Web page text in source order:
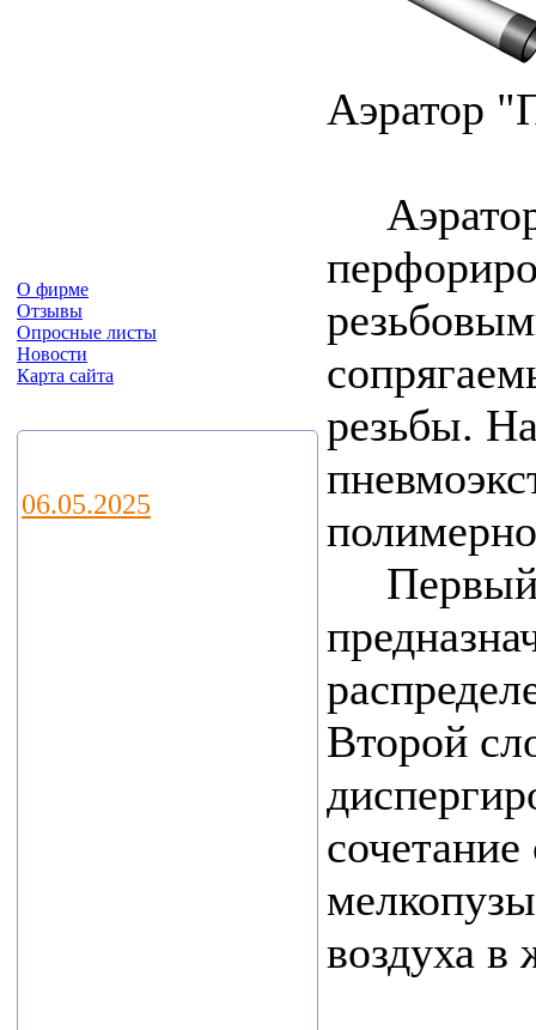
О фирме
Отзывы
Опросные листы
Новости
Карта сайта
06.05.2025
Аэратор
Аэратор
резьбы.
Первый
Второй
сочетание
воздуха в